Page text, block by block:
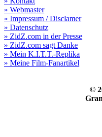
» Webmaster
» Impressum / Disclamer
» Datenschutz
» ZidZ.com in der Presse
» ZidZ.com sagt Danke
» Mein K.I.T.T.-Replika
» Meine Film-Fanartikel
©